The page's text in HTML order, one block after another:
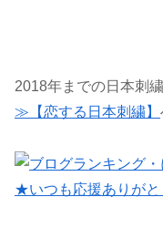
2018年までの日本刺
≫【恋する日本刺繍】
★いつも応援ありが